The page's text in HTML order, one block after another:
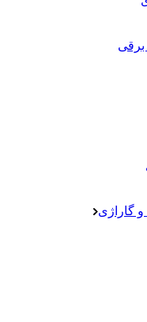
برقی
و گاراژی